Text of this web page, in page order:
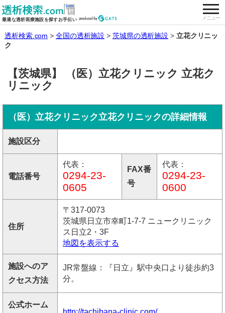
最適な透析医療施設を探すお手伝い メニュー
全国の透析施設を検索する
透析検索.com 全国の透析施設 茨城県の透析施設
立花クリニッ
ク
【茨城県】 （医）立花クリニック 立花ク
リニック
（医）立花クリニック立花クリニックの詳細情報
施設区分
電話番号
代表：
0294-23-
0605
FAX番
号
代表：
0294-23-
0600
住所
〒317-0073
茨城県日立市幸町1-7-7 ニュークリニック
ス日立2・3F
地図を表示する
施設へのア
クセス方法
JR常盤線：『日立』駅中央口より徒歩約3
分。
公式ホーム